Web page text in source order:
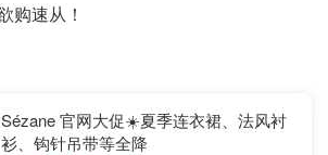
购速从！
Sézane 官网大促☀️夏季连衣裙、法风衬
衫、钩针吊带等全降